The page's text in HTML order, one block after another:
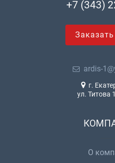
+7 (343)
ardis-
г.
ул. Титова
О